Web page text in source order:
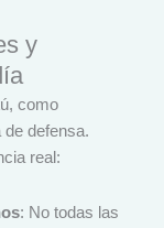
y
como
defensa.
real:
: No todas las